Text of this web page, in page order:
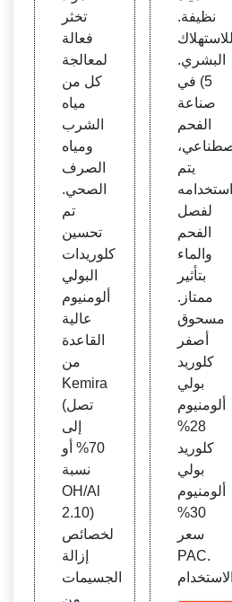
تخثر
فعالة
لمعالجة
كل من
مياه
الشرب
ومياه
الصرف
الصحي.
تم
تحسين
كلوريدات
البولي
ألومنيوم
عالية
القاعدة
من
Kemira
(تصل
إلى
70% أو
نسبة
OH/Al
2.10)
لخصائص
إزالة
الجسيمات
من
نظيفة.
للاستهلاك
البشري.
5) في
صناعة
الفحم
يتم
استخدامه
لفصل
الفحم
والماء
بتأثير
ممتاز.
مسحوق
أصفر
كلوريد
بولي
ألومنيوم
28%
كلوريد
بولي
ألومنيوم
30%
سعر
PAC.